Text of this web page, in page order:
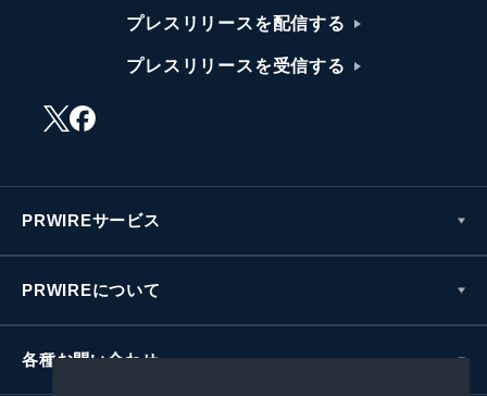
プレスリリースを配信する
プレスリリースを受信する
PRWIREサービス
PRWIREについて
各種お問い合わせ